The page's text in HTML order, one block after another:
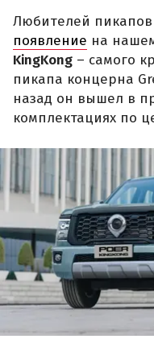
Любителей
появление на
KingKong – самого
пикапа концерна
назад он вышел в
комплектациях по